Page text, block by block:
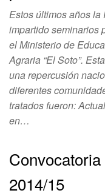
Estos últimos años
impartido seminarios
el Ministerio de
Agraria “El Soto”.
una repercusión
diferentes
tratados fueron:
en…
2014/15